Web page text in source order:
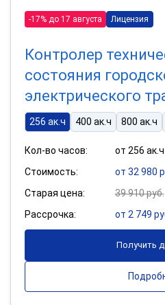
-17% до 17 августа Лицензия
Контролер
состояния
электрического
256 ак.ч 400 ак.ч 800 ак.ч
Кол-во часов:
от 256 ак.ч
Стоимость:
от 32 980
Старая цена:
39 910 руб.
Рассрочка:
от 2 749
Получить